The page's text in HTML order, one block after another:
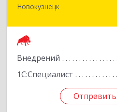
Новокузнецк
Внедрений
1С:Специалист
Отправить
654079,
Отправить